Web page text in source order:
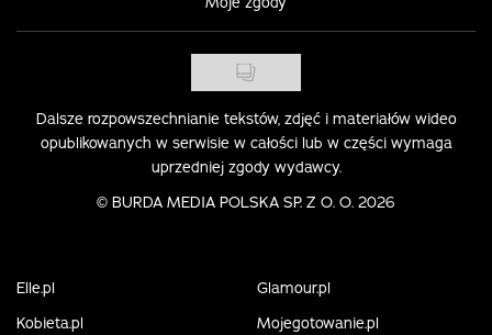
Dalsze rozpowszechnianie tekstów, zdjęć i materiałów wideo
opublikowanych w serwisie w całości lub w części wymaga
uprzedniej zgody wydawcy.
© BURDA MEDIA POLSKA SP. Z O. O. 2026
Elle.pl
Glamour.pl
Kobieta.pl
Mojegotowanie.pl